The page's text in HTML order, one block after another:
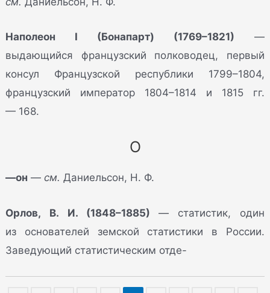
Наполеон I (Бонапарт) (1769–1821) —
выдающийся французский полководец, первый
консул Французской республики 1799–1804,
французский император 1804–1814 и 1815 гг.
— 168.
О
—он —см. Даниельсон, Н. Ф.
Орлов, В. И. (1848–1885) — статистик, один
из основателей земской статистики в России.
Заведующий статистическим отде-